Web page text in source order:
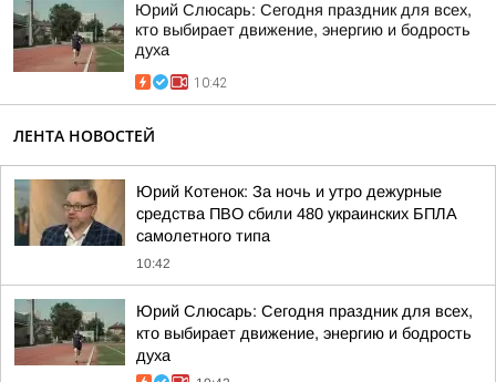
Юрий Слюсарь: Сегодня праздник для всех,
кто выбирает движение, энергию и бодрость
духа
10:42
ЛЕНТА НОВОСТЕЙ
Юрий Котенок: За ночь и утро дежурные
средства ПВО сбили 480 украинских БПЛА
самолетного типа
10:42
Юрий Слюсарь: Сегодня праздник для всех,
кто выбирает движение, энергию и бодрость
духа